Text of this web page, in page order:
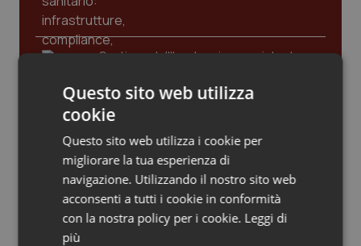
Marche
Molise
Piemonte
Provincia Autonoma di Bolzano
Provincia Autonoma di Trento
Puglia
Donna & Salute
Epatiti
HIV
Infezioni & Febbre
Ipertensione & Scompenso
Malattie rare
Gestione dell'Ipertensione resistente:
Leadership Infermieristica 2026: nuovi
modelli di responsabilità e autonomia
Leadership Medica 2026: guidare team
clinici ad alte prestazioni
Questo sito web utilizza
cookie
Questo sito web utilizza i cookie per
migliorare la tua esperienza di
navigazione. Utilizzando il nostro sito web
acconsenti a tutti i cookie in conformità
con la nostra policy per i cookie. Leggi di
più